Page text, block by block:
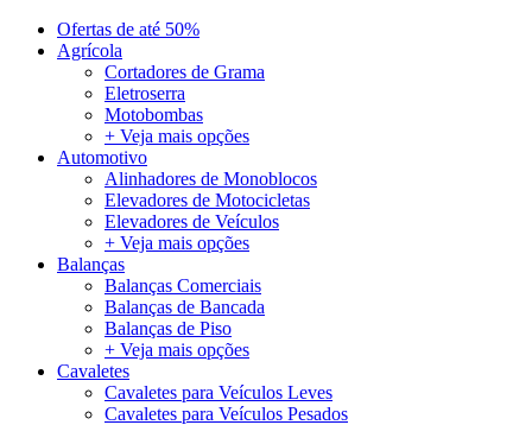
Ofertas de até 50%
Agrícola
Cortadores de Grama
Eletroserra
Motobombas
+ Veja mais opções
Automotivo
Alinhadores de Monoblocos
Elevadores de Motocicletas
Elevadores de Veículos
+ Veja mais opções
Balanças
Balanças Comerciais
Balanças de Bancada
Balanças de Piso
+ Veja mais opções
Cavaletes
Cavaletes para Veículos Leves
Cavaletes para Veículos Pesados